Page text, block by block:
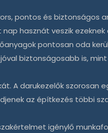
pontos és biztonságos
hasznát veszik
pontosan oda
biztonságosabb is,
A darukezelők szorosan
az építkezés többi
igénylő